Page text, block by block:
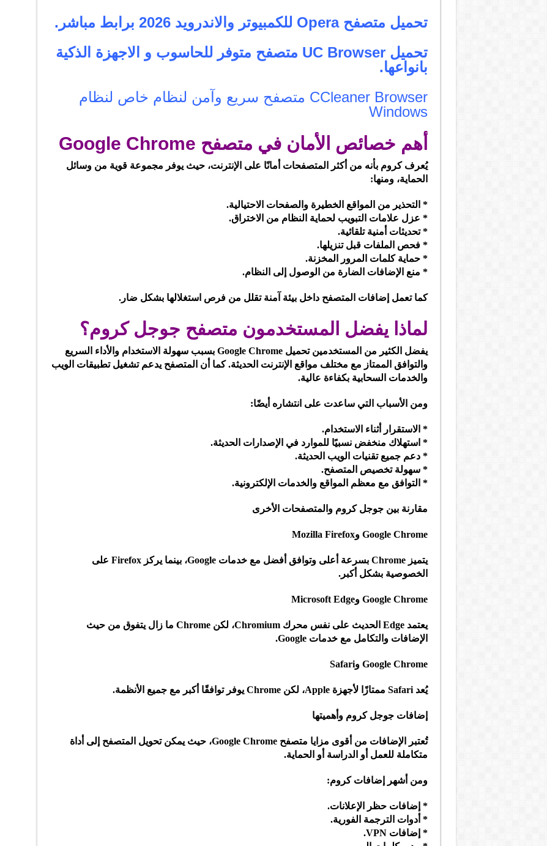
تحميل متصفح Opera للكمبيوتر والاندرويد 2026 برابط مباشر.
تحميل UC Browser متصفح متوفر للحاسوب و الاجهزة الذكية
بانواعها.
CCleaner Browser متصفح سريع وآمن لنظام خاص لنظام
Windows
أهم خصائص الأمان في متصفح Google Chrome
يُعرف كروم بأنه من أكثر المتصفحات أمانًا على الإنترنت، حيث يوفر مجموعة قوية من وسائل
الحماية، ومنها:
* التحذير من المواقع الخطيرة والصفحات الاحتيالية.
* عزل علامات التبويب لحماية النظام من الاختراق.
* تحديثات أمنية تلقائية.
* فحص الملفات قبل تنزيلها.
* حماية كلمات المرور المخزنة.
* منع الإضافات الضارة من الوصول إلى النظام.
كما تعمل إضافات المتصفح داخل بيئة آمنة تقلل من فرص استغلالها بشكل ضار.
لماذا يفضل المستخدمون متصفح جوجل كروم؟
يفضل الكثير من المستخدمين تحميل Google Chrome بسبب سهولة الاستخدام والأداء السريع
والتوافق الممتاز مع مختلف مواقع الإنترنت الحديثة. كما أن المتصفح يدعم تشغيل تطبيقات الويب
والخدمات السحابية بكفاءة عالية.
ومن الأسباب التي ساعدت على انتشاره أيضًا:
* الاستقرار أثناء الاستخدام.
* استهلاك منخفض نسبيًا للموارد في الإصدارات الحديثة.
* دعم جميع تقنيات الويب الحديثة.
* سهولة تخصيص المتصفح.
* التوافق مع معظم المواقع والخدمات الإلكترونية.
مقارنة بين جوجل كروم والمتصفحات الأخرى
Google Chrome وMozilla Firefox
يتميز Chrome بسرعة أعلى وتوافق أفضل مع خدمات Google، بينما يركز Firefox على
الخصوصية بشكل أكبر.
Google Chrome وMicrosoft Edge
يعتمد Edge الحديث على نفس محرك Chromium، لكن Chrome ما زال يتفوق من حيث
الإضافات والتكامل مع خدمات Google.
Google Chrome وSafari
يُعد Safari ممتازًا لأجهزة Apple، لكن Chrome يوفر توافقًا أكبر مع جميع الأنظمة.
إضافات جوجل كروم وأهميتها
تُعتبر الإضافات من أقوى مزايا متصفح Google Chrome، حيث يمكن تحويل المتصفح إلى أداة
متكاملة للعمل أو الدراسة أو الحماية.
ومن أشهر إضافات كروم:
* إضافات حظر الإعلانات.
* أدوات الترجمة الفورية.
* إضافات VPN.